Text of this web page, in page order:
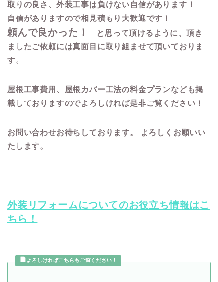
取りの良さ、外装工事は負けない自信があります！
自信がありますので相見積もり大歓迎です！
頼んで良かった！
と思って頂けるように、頂き
ましたご依頼には真面目に取り組ませて頂いておりま
す。
屋根工事費用、屋根カバー工法の料金プランなども掲
載しておりますのでよろしければ是非ご覧ください！
お問い合わせお待ちしております。 よろしくお願いい
たします。
外装リフォームについてのお役立ち情報はこ
ちら！
よろしければこちらもご覧ください！